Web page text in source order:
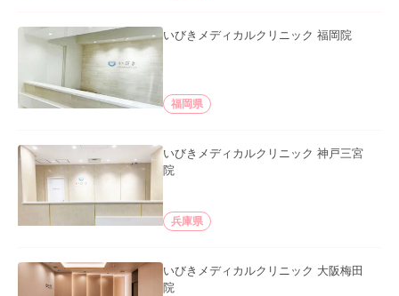
いびきメディカルクリニック 福岡院
福岡県
いびきメディカルクリニック 神戸三宮
院
兵庫県
いびきメディカルクリニック 大阪梅田
院